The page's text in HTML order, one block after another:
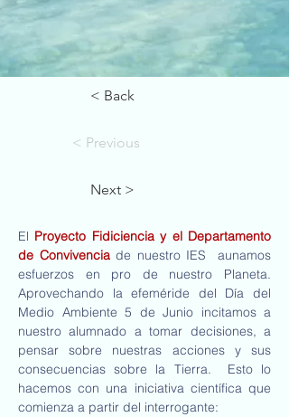
< Back
< Previous
Next >
El Proyecto Fidiciencia y el Departamento
de Convivencia de nuestro IES  aunamos
esfuerzos en pro de nuestro Planeta.
Aprovechando la efeméride del Día del
Medio Ambiente 5 de Junio incitamos a
nuestro alumnado a tomar decisiones, a
pensar sobre nuestras acciones y sus
consecuencias sobre la Tierra.  Esto lo
hacemos con una iniciativa científica que
comienza a partir del interrogante: